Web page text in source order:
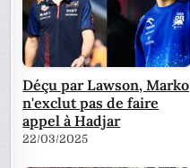
Déçu par Lawson, Marko
n'exclut pas de faire
appel à Hadjar
22/03/2025